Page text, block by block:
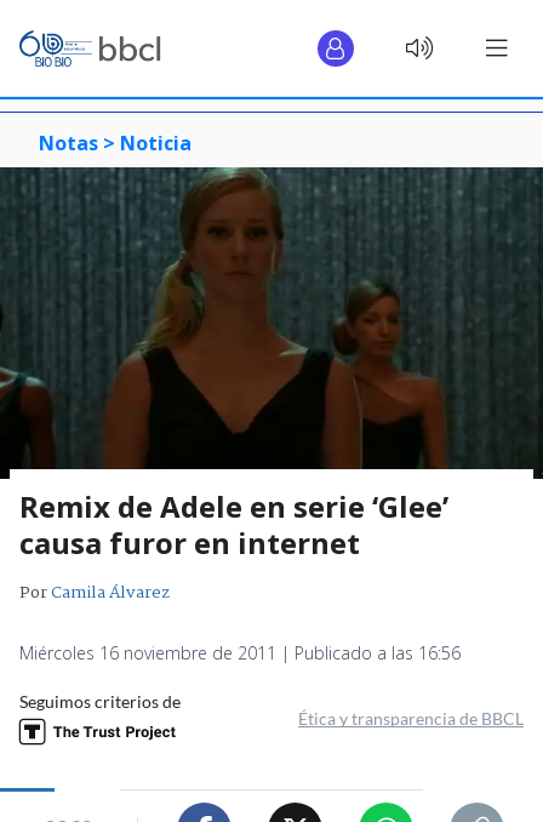
Notas > Noticia
Remix de Adele en serie ‘Glee’
causa furor en internet
PorCamila Álvarez
Miércoles 16 noviembre de 2011 | Publicado a las 16:56
Seguimos criterios de
Ética y transparencia de BBCL